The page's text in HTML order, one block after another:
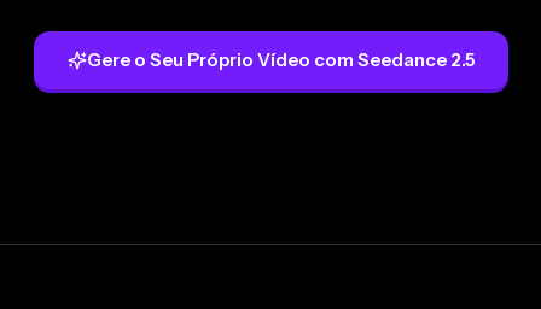
Gere o Seu Próprio Vídeo com Seedance 2.5